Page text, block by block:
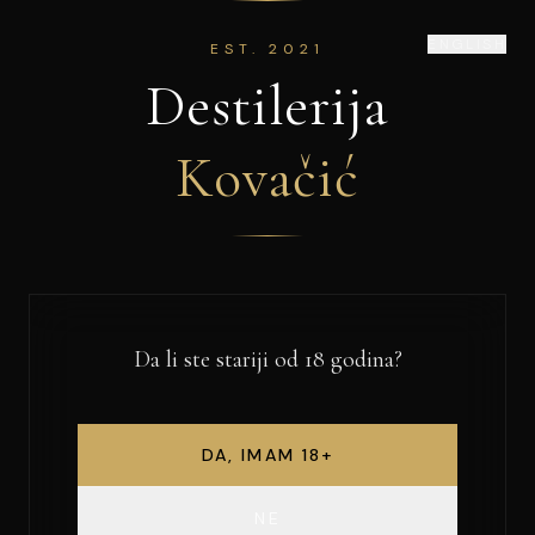
EST. 2021
Destilerija
Kovačić
Da li ste stariji od 18 godina?
DA, IMAM 18+